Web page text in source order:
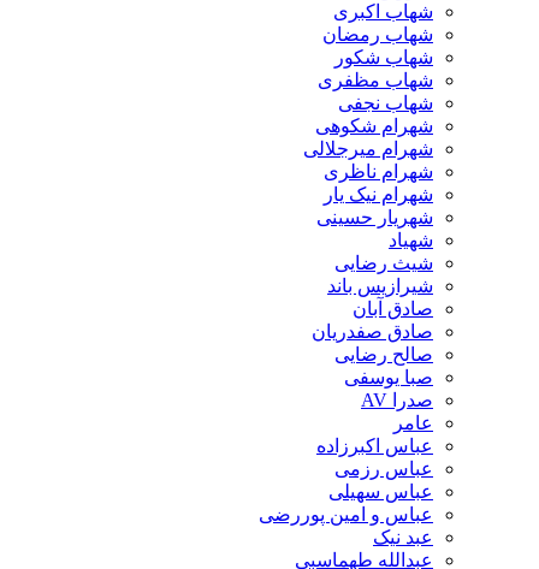
شهاب اکبری
شهاب رمضان
شهاب شکور
شهاب مظفری
شهاب نجفی
شهرام شکوهی
شهرام میرجلالی
شهرام ناظری
شهرام نیک یار
شهریار حسینی
شهیاد
شیث رضایی
شیرازیس باند
صادق آبان
صادق صفدریان
صالح رضایی
صبا یوسفی
صدرا AV
عامر
عباس اکبرزاده
عباس رزمی
عباس سهیلی
عباس و امین پوررضی
عبد نیک
عبدالله طهماسبی‎